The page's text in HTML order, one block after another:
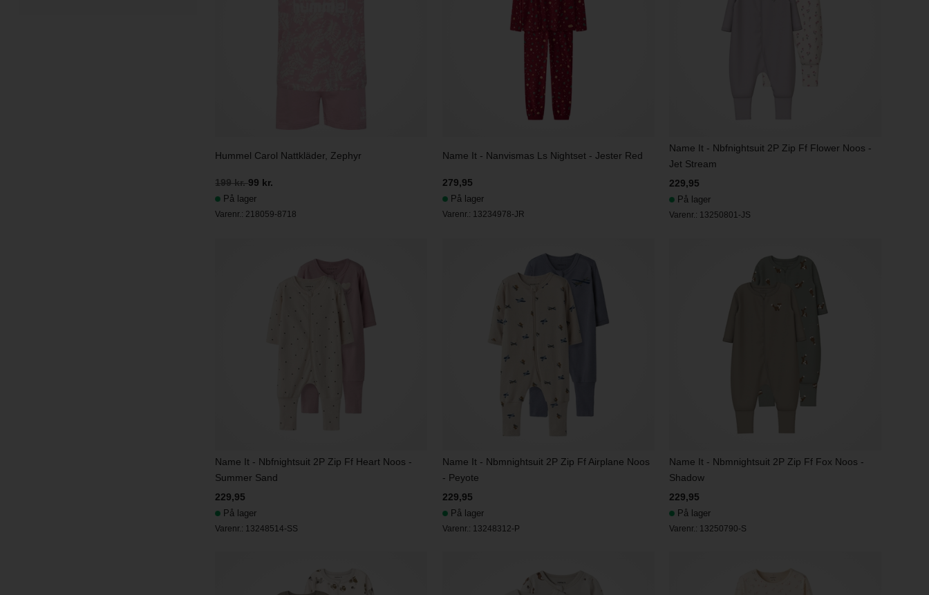
Hummel Carol Nattkläder, Zephyr
199 kr.99 kr.
På lager
Varenr.: 218059-8718
Name It - Nanvismas Ls Nightset - Jester Red
279,95
På lager
Varenr.: 13234978-JR
Name It - Nbfnightsuit 2P Zip Ff Flower Noos -
Jet Stream
229,95
På lager
Varenr.: 13250801-JS
Name It - Nbfnightsuit 2P Zip Ff Heart Noos -
Summer Sand
229,95
På lager
Varenr.: 13248514-SS
Name It - Nbmnightsuit 2P Zip Ff Airplane Noos
- Peyote
229,95
På lager
Varenr.: 13248312-P
Name It - Nbmnightsuit 2P Zip Ff Fox Noos -
Shadow
229,95
På lager
Varenr.: 13250790-S